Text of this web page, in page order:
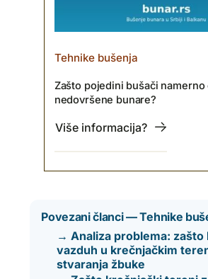
Tehnike bušenja
Zašto pojedini bušači namerno
nedovršene bunare?
Više informacija?
Povezani članci — Tehnike
→ Analiza problema:
vazduh u krečnjačkim
stvaranja žbuke